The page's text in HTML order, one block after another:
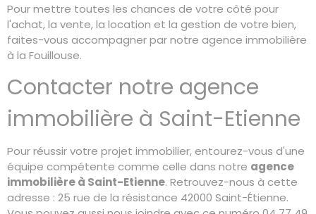
Pour mettre toutes les chances de votre côté pour
l'achat, la vente, la location et la gestion de votre bien,
faites-vous accompagner par notre agence immobilière
à la Fouillouse.
Contacter notre agence
immobilière à Saint-Etienne
Pour réussir votre projet immobilier, entourez-vous d'une
équipe compétente comme celle dans notre agence
immobilière à Saint-Etienne. Retrouvez-nous à cette
adresse : 25 rue de la résistance 42000 Saint-Étienne.